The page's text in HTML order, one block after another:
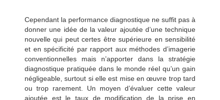
Cependant la performance diagnostique ne suffit pas à
donner une idée de la valeur ajoutée d’une technique
nouvelle qui peut certes être supérieure en sensibilité
et en spécificité par rapport aux méthodes d’imagerie
conventionnelles mais n’apporter dans la stratégie
diagnostique pratiquée dans le monde réel qu’un gain
négligeable, surtout si elle est mise en œuvre trop tard
ou trop rarement. Un moyen d’évaluer cette valeur
ajoutée est le taux de modification de la prise en